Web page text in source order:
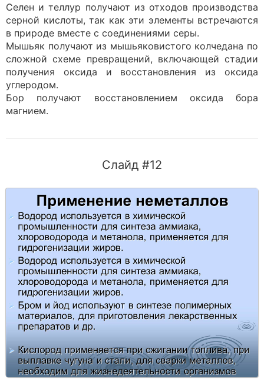
Селен и теллур получают из отходов производства
серной кислоты, так как эти элементы встречаются
в природе вместе с соединениями серы.
Мышьяк получают из мышьяковистого колчедана по
сложной схеме превращений, включающей стадии
получения оксида и восстановления из оксида
углеродом.
Бор получают восстановлением оксида бора
магнием.
Слайд #12